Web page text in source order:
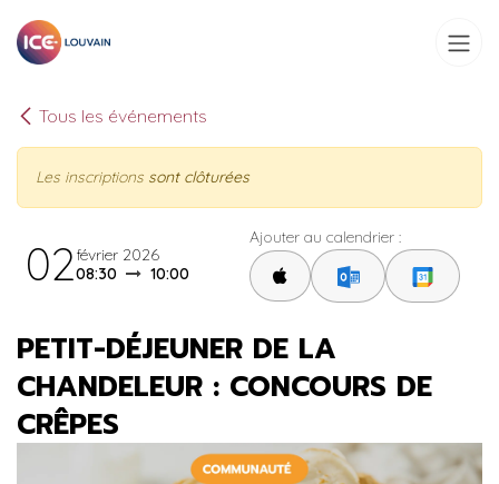
Tous les événements
Les inscriptions sont clôturées
02février 2026
08:30
10:00
Ajouter au calendrier :
PETIT-DÉJEUNER DE LA
CHANDELEUR : CONCOURS DE
CRÊPES